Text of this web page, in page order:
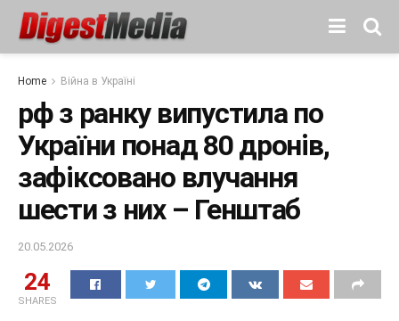
Home Війна в Україні
рф з ранку випустила по
України понад 80 дронів,
зафіксовано влучання
шести з них – Генштаб
20.05.2026
24
SHARES